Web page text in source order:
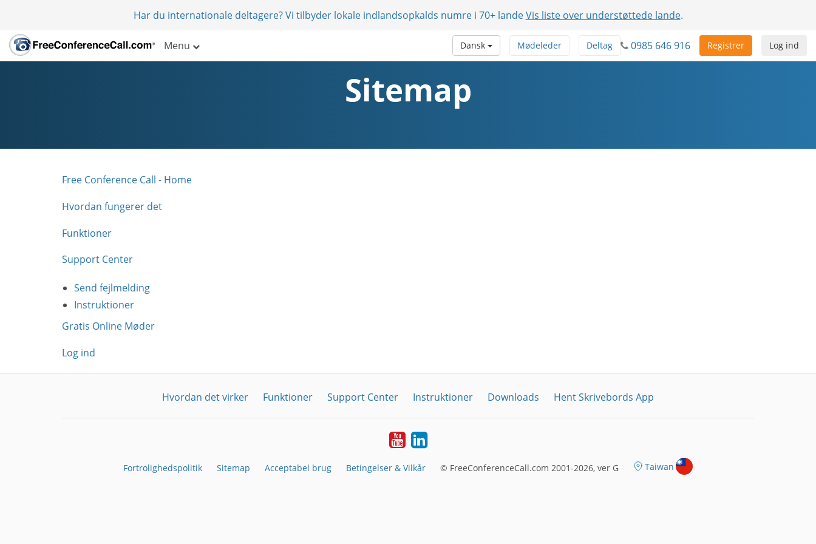
Har du internationale deltagere? Vi tilbyder lokale indlandsopkalds numre i 70+ landeVis liste over understøttede lande.
Menu Log ind
Registrer
0985 646 916
Deltag
Mødeleder
Dansk
Sitemap
Free Conference Call - Home
Hvordan fungerer det
Funktioner
Support Center
Send fejlmelding
Instruktioner
Gratis Online Møder
Log ind
Hvordan det virker Funktioner Support Center Instruktioner Downloads Hent Skrivebords App
YouTubeLinkedIn
Fortrolighedspolitik Sitemap Acceptabel brug Betingelser & Vilkår © FreeConferenceCall.com 2001-2026, ver G Taiwan